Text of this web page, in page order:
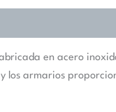
en acero
los armarios